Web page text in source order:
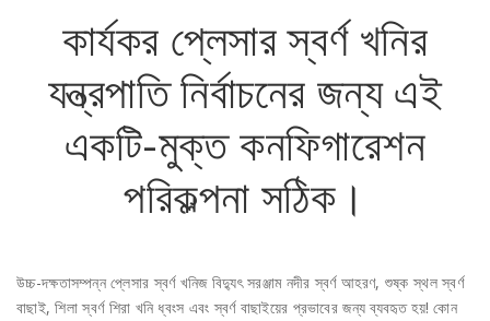
কার্যকর প্লেসার স্বর্ণ খনির
যন্ত্রপাতি নির্বাচনের জন্য এই
একটি-মুক্ত কনফিগারেশন
পরিকল্পনা সঠিক।
উচ্চ-দক্ষতাসম্পন্ন প্লেসার স্বর্ণ খনিজ বিদ্যুৎ সরঞ্জাম নদীর স্বর্ণ আহরণ, শুষ্ক স্থল স্বর্ণ
বাছাই, শিলা স্বর্ণ শিরা খনি ধ্বংস এবং স্বর্ণ বাছাইয়ের প্রভাবের জন্য ব্যবহৃত হয়! কোন